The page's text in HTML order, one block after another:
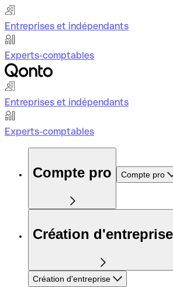
Entreprises et indépendants
Experts-comptables
Entreprises et indépendants
Experts-comptables
Compte pro Compte pro
Création d'entreprise
Création d'entreprise